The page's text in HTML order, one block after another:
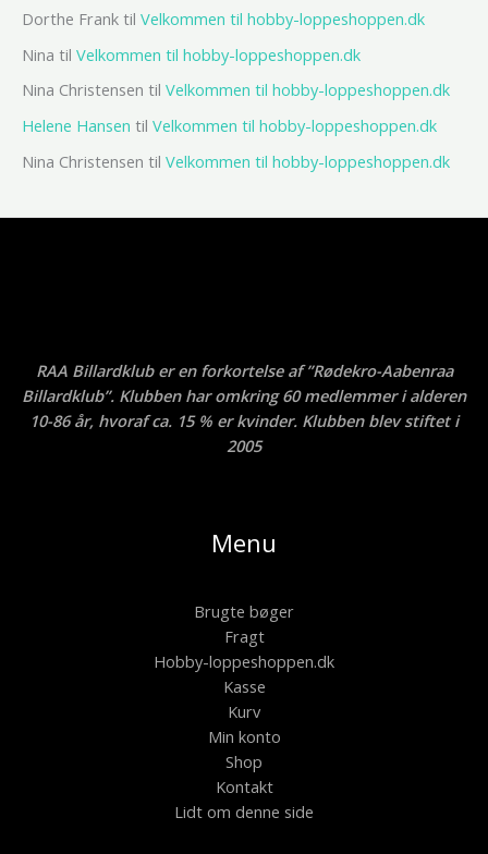
Dorthe Frank til Velkommen til hobby-loppeshoppen.dk
Nina til Velkommen til hobby-loppeshoppen.dk
Nina Christensen til Velkommen til hobby-loppeshoppen.dk
Helene Hansen til Velkommen til hobby-loppeshoppen.dk
Nina Christensen til Velkommen til hobby-loppeshoppen.dk
RAA Billardklub er en forkortelse af ”Rødekro-Aabenraa
Billardklub”. Klubben har omkring 60 medlemmer i alderen
10-86 år, hvoraf ca. 15 % er kvinder. Klubben blev stiftet i
2005
Menu
Brugte bøger
Fragt
Hobby-loppeshoppen.dk
Kasse
Kurv
Min konto
Shop
Kontakt
Lidt om denne side